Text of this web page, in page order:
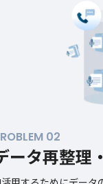
02
ータ再整理